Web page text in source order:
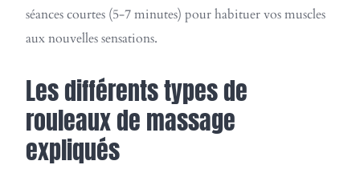
séances courtes (5-7 minutes) pour habituer vos muscles
aux nouvelles sensations.
Les différents types de
rouleaux de massage
expliqués